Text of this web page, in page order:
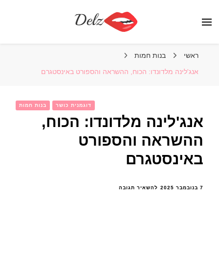
ראשי בנות חמות
אנג'לינה מלדונדו: הכוח, ההשראה והספורט באינסטגרם
בנות חמות דוגמנית כושר
אנג'לינה מלדונדו: הכוח,
ההשראה והספורט
באינסטגרם
7 בנובמבר 2025 להשאיר תגובהבנושא